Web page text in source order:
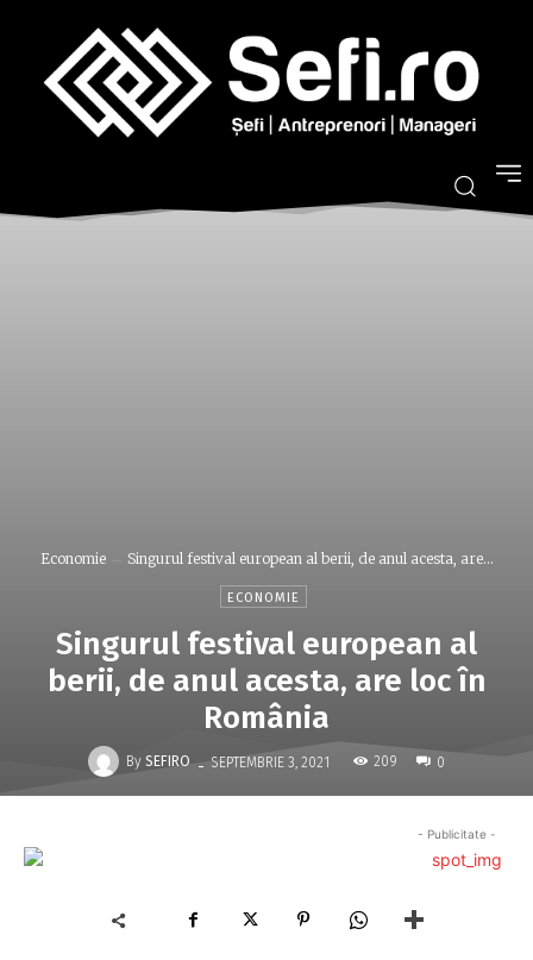
Economie Singurul festival european al berii, de anul acesta, are...
ECONOMIE
Singurul festival european al
berii, de anul acesta, are loc în
România
By SEFIRO - SEPTEMBRIE 3, 2021 209 0
- Publicitate -